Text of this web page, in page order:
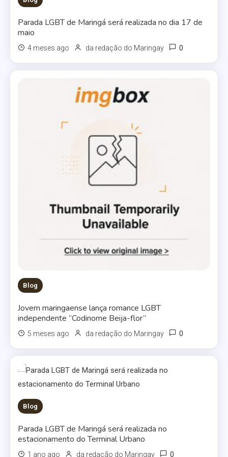
Parada LGBT de Maringá será realizada no dia 17 de
maio
4 meses ago da redação do Maringay 0
Blog
Jovem maringaense lança romance LGBT
independente “Codinome Beija-flor”
5 meses ago da redação do Maringay 0
Blog
Parada LGBT de Maringá será realizada no
estacionamento do Terminal Urbano
1 ano ago da redação do Maringay 0